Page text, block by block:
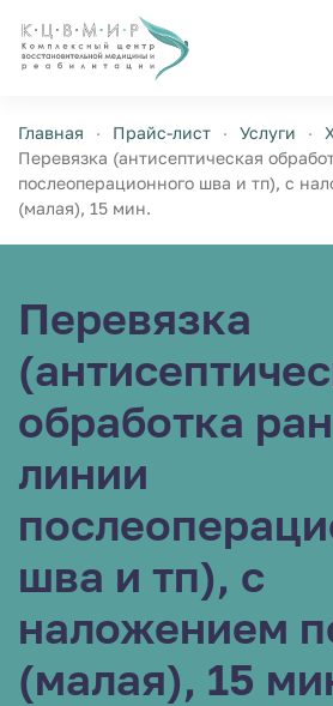
Перейти к содержимому
Главная Прайс-лист Услуги
Перевязка (антисептическая
послеоперационного шва и тп), с
(малая), 15 мин.
Перевязка
обработка
линии
шва и тп), с
наложением
(малая), 15